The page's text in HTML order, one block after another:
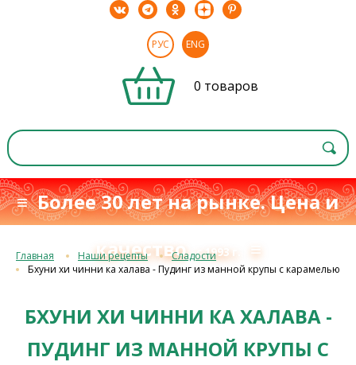
РУС ENG
0 товаров
≡ Более 30 лет на рынке. Цена и
качествос 1993 г. ≡
Главная Наши рецепты
Сладости
Бхуни хи чинни ка халава - Пудинг из манной крупы с карамелью
БХУНИ ХИ ЧИННИ КА ХАЛАВА -
ПУДИНГ ИЗ МАННОЙ КРУПЫ С